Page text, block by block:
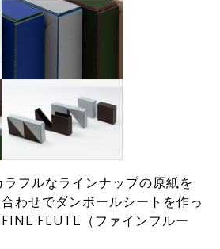
フルなラインナップの原紙を
わせでダンボールシートを作っ
FLUTE（ファインフルー